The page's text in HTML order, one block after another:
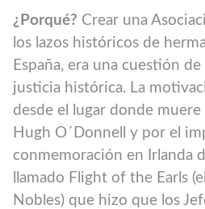
¿Porqué? Crear una
los lazos históricos de
España, era una cuestión
justicia histórica. La
desde el lugar donde muere
Hugh O´Donnell y por el
conmemoración en Irlanda
llamado Flight of the Earls
Nobles) que hizo que los